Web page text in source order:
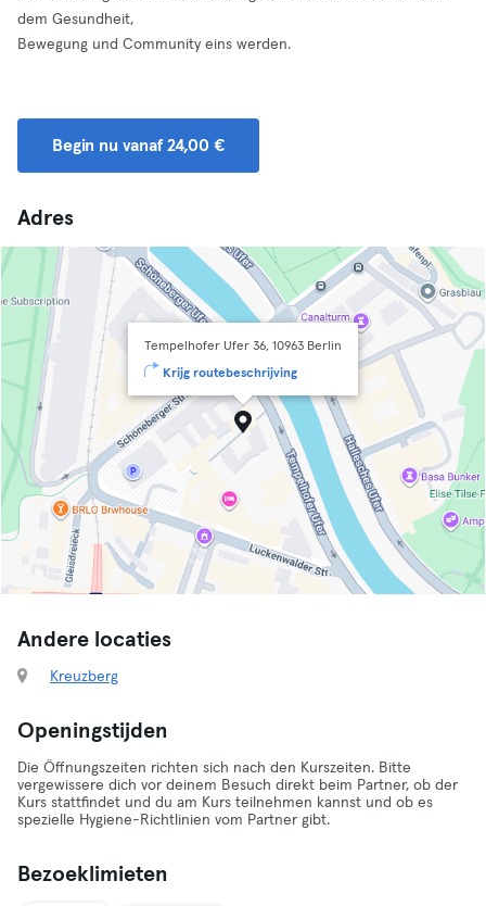
dem Gesundheit,
Bewegung und Community eins werden.
Begin nu vanaf 24,00 €
Adres
Tempelhofer Ufer 36, 10963 Berlin
Krijg routebeschrijving
Andere locaties
Kreuzberg
Openingstijden
Die Öffnungszeiten richten sich nach den Kurszeiten. Bitte
vergewissere dich vor deinem Besuch direkt beim Partner, ob der
Kurs stattfindet und du am Kurs teilnehmen kannst und ob es
spezielle Hygiene-Richtlinien vom Partner gibt.
Bezoeklimieten